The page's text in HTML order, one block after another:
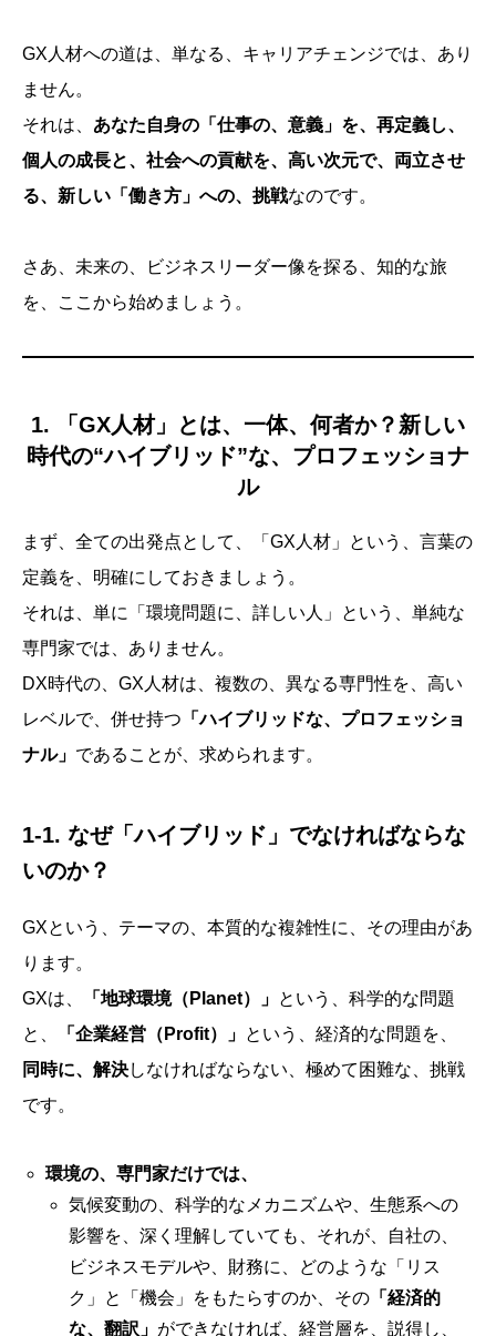
GX人材への道は、単なる、キャリアチェンジでは、あり
ません。
それは、 あなた自身の「仕事の、意義」を、再定義し、
個人の成長と、社会への貢献を、高い次元で、両立させ
る、新しい「働き方」への、挑戦なのです。
さあ、未来の、ビジネスリーダー像を探る、知的な旅
を、ここから始めましょう。
1. 「GX人材」とは、一体、何者か？新しい
時代の“ハイブリッド”な、プロフェッショナ
ル
まず、全ての出発点として、「GX人材」という、言葉の
定義を、明確にしておきましょう。
それは、単に「環境問題に、詳しい人」という、単純な
専門家では、ありません。
DX時代の、GX人材は、複数の、異なる専門性を、高い
レベルで、併せ持つ 「ハイブリッドな、プロフェッショ
ナル」 であることが、求められます。
1-1. なぜ「ハイブリッド」でなければならな
いのか？
GXという、テーマの、本質的な複雑性に、その理由があ
ります。
GXは、
「地球環境（Planet）」 という、科学的な問題
と、
「企業経営（Profit）」 という、経済的な問題を、
同時に、解決しなければならない、極めて困難な、挑戦
です。
環境の、専門家だけでは、
気候変動の、科学的なメカニズムや、生態系への
影響を、深く理解していても、それが、自社の、
ビジネスモデルや、財務に、どのような「リス
ク」と「機会」をもたらすのか、その「経済的
な、翻訳」 ができなければ、経営層を、説得し、